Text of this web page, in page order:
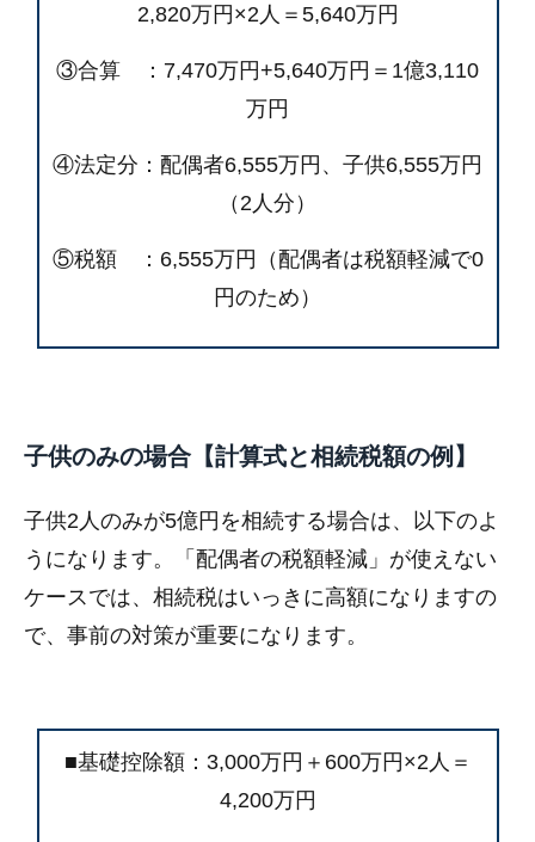
2,820万円×2人＝5,640万円
③合算 ：7,470万円+5,640万円＝1億3,110
万円
④法定分：配偶者6,555万円、子供6,555万円
（2人分）
⑤税額 ：6,555万円（配偶者は税額軽減で0
円のため）
子供のみの場合【計算式と相続税額の例】
子供2人のみが5億円を相続する場合は、以下のよ
うになります。「配偶者の税額軽減」が使えない
ケースでは、相続税はいっきに高額になりますの
で、事前の対策が重要になります。
■基礎控除額：3,000万円＋600万円×2人＝
4,200万円